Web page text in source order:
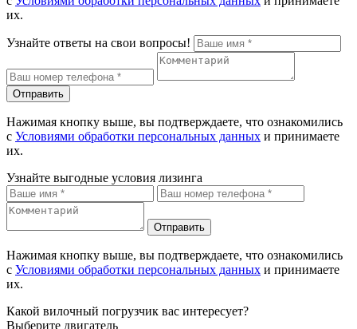
их.
Узнайте ответы на свои вопросы!
Отправить
Нажимая кнопку выше, вы подтверждаете, что ознакомились
с Условиями обработки персональных данных и принимаете
их.
Узнайте выгодные условия лизинга
Отправить
Нажимая кнопку выше, вы подтверждаете, что ознакомились
с Условиями обработки персональных данных и принимаете
их.
Какой вилочный погрузчик вас интересует?
Выберите двигатель